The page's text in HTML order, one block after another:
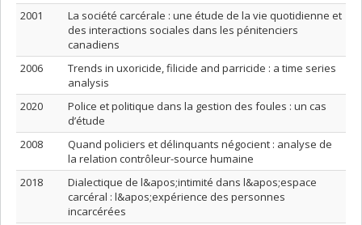
2001
La société carcérale : une étude de la vie quotidienne et
des interactions sociales dans les pénitenciers
canadiens
2006
Trends in uxoricide, filicide and parricide : a time series
analysis
2020
Police et politique dans la gestion des foules : un cas
d’étude
2008
Quand policiers et délinquants négocient : analyse de
la relation contrôleur-source humaine
2018
Dialectique de l&apos;intimité dans l&apos;espace
carcéral : l&apos;expérience des personnes
incarcérées